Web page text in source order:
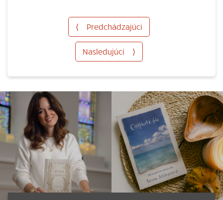
⟨ Predchádzajúci
Nasledujúci ⟩